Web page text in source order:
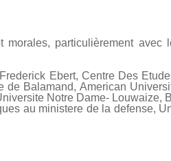
particulièrement avec
Ebert, Centre Des
Balamand, American
Notre Dame- Louwaize,
au ministere de la defense,